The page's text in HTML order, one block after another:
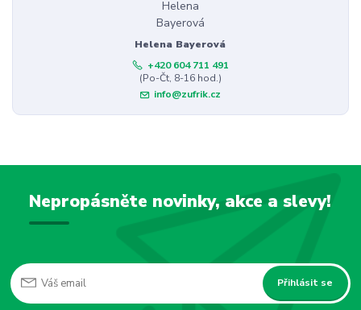
Helena Bayerová
+420 604 711 491
(Po-Čt, 8-16 hod.)
info@zufrik.cz
Nepropásněte novinky, akce a slevy!
Přihlásit se